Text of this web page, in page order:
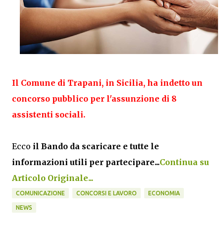
Il Comune di Trapani, in Sicilia, ha indetto un
concorso pubblico per l'assunzione di 8
assistenti sociali.
Ecco il Bando da scaricare e tutte le
informazioni utili per partecipare...Continua su
Articolo Originale...
COMUNICAZIONE CONCORSI E LAVORO ECONOMIA
NEWS